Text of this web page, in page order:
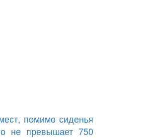
помимо сиденья
не превышает 750